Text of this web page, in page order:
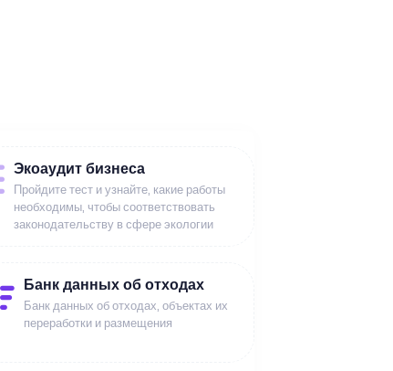
Экоаудит бизнеса
Пройдите тест и узнайте, какие работы
необходимы, чтобы соответствовать
законодательству в сфере экологии
Банк данных об отходах
Банк данных об отходах, объектах их
переработки и размещения